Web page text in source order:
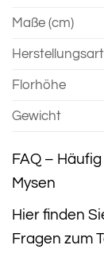
Maße (cm)
Herstellungsart
Florhöhe
Gewicht
FAQ –
Mysen
Hier finden
Fragen zum